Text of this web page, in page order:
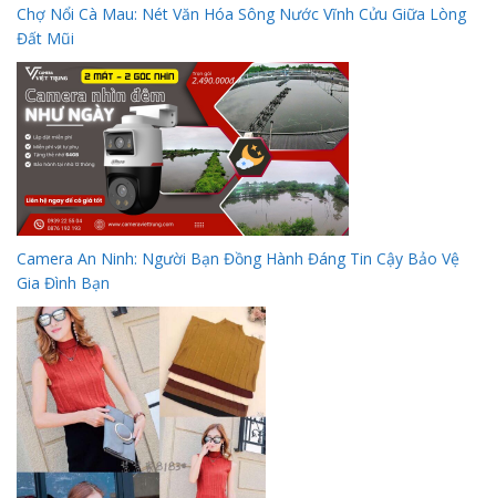
Chợ Nổi Cà Mau: Nét Văn Hóa Sông Nước Vĩnh Cửu Giữa Lòng
Đất Mũi
Camera An Ninh: Người Bạn Đồng Hành Đáng Tin Cậy Bảo Vệ
Gia Đình Bạn